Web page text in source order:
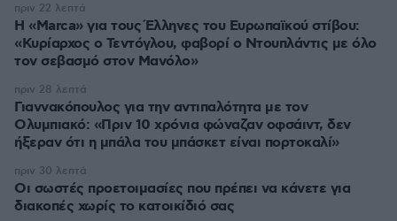
Η «Marca» για τους Έλληνες του Ευρωπαϊκού στίβου:
«Κυρίαρχος ο Τεντόγλου, φαβορί ο Ντουπλάντις με όλο
τον σεβασμό στον Μανόλο»
πριν 22 λεπτά
Γιαννακόπουλος για την αντιπαλότητα με τον
Ολυμπιακό: «Πριν 10 χρόνια φώναζαν οφσάιντ, δεν
ήξεραν ότι η μπάλα του μπάσκετ είναι πορτοκαλί»
πριν 28 λεπτά
Οι σωστές προετοιμασίες που πρέπει να κάνετε για
διακοπές χωρίς το κατοικίδιό σας
πριν 30 λεπτά